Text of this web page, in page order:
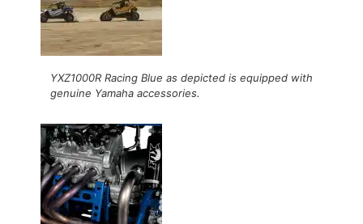
YXZ1000R Racing Blue as depicted is equipped with
genuine Yamaha accessories.